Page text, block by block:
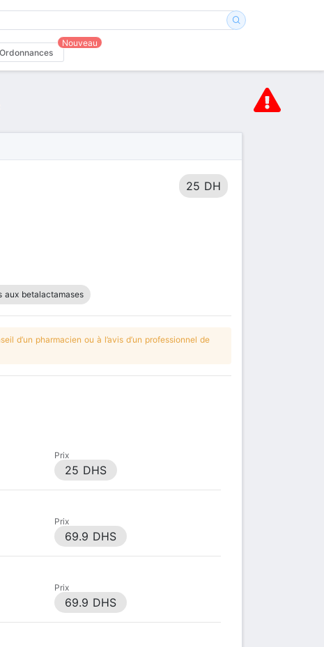
Ordonnances
Nouveau
25 DH
aux betalactamases
d’un pharmacien ou à l’avis d’un professionnel de
Prix
25 DHS
Prix
69.9 DHS
Prix
69.9 DHS